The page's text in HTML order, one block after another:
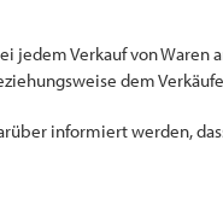
Verkauf von Waren
dem
informiert werden,